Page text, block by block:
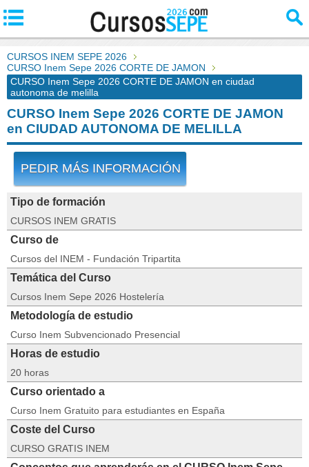
CURSOS INEM SEPE 2026
CURSO Inem Sepe 2026 CORTE DE JAMON
CURSO Inem Sepe 2026 CORTE DE JAMON en ciudad
autonoma de melilla
CURSO Inem Sepe 2026 CORTE DE JAMON
en CIUDAD AUTONOMA DE MELILLA
PEDIR MÁS INFORMACIÓN
Tipo de formación
CURSOS INEM GRATIS
Curso de
Cursos del INEM - Fundación Tripartita
Temática del Curso
Cursos Inem Sepe 2026 Hostelería
Metodología de estudio
Curso Inem Subvencionado Presencial
Horas de estudio
20 horas
Curso orientado a
Curso Inem Gratuito para estudiantes en España
Coste del Curso
CURSO GRATIS INEM